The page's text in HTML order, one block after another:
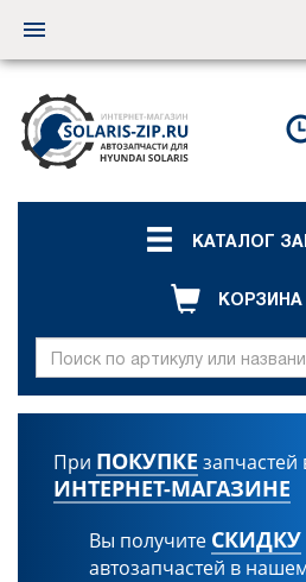
КАТАЛОГ
КОРЗИНА
При ПОКУПКЕ
ИНТЕРНЕТ-МАГАЗИНЕ
Вы получите СКИДКУ
автозапчастей в
Переключить
навигацию